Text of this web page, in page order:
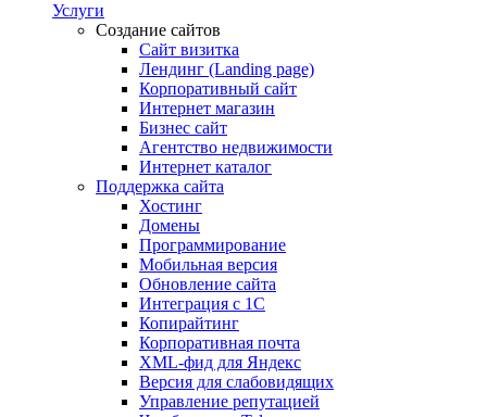
Услуги
Создание сайтов
Сайт визитка
Лендинг (Landing page)
Корпоративный сайт
Интернет магазин
Бизнес сайт
Агентство недвижимости
Интернет каталог
Поддержка сайта
Хостинг
Домены
Программирование
Мобильная версия
Обновление сайта
Интеграция с 1С
Копирайтинг
Корпоративная почта
XML-фид для Яндекс
Версия для слабовидящих
Управление репутацией